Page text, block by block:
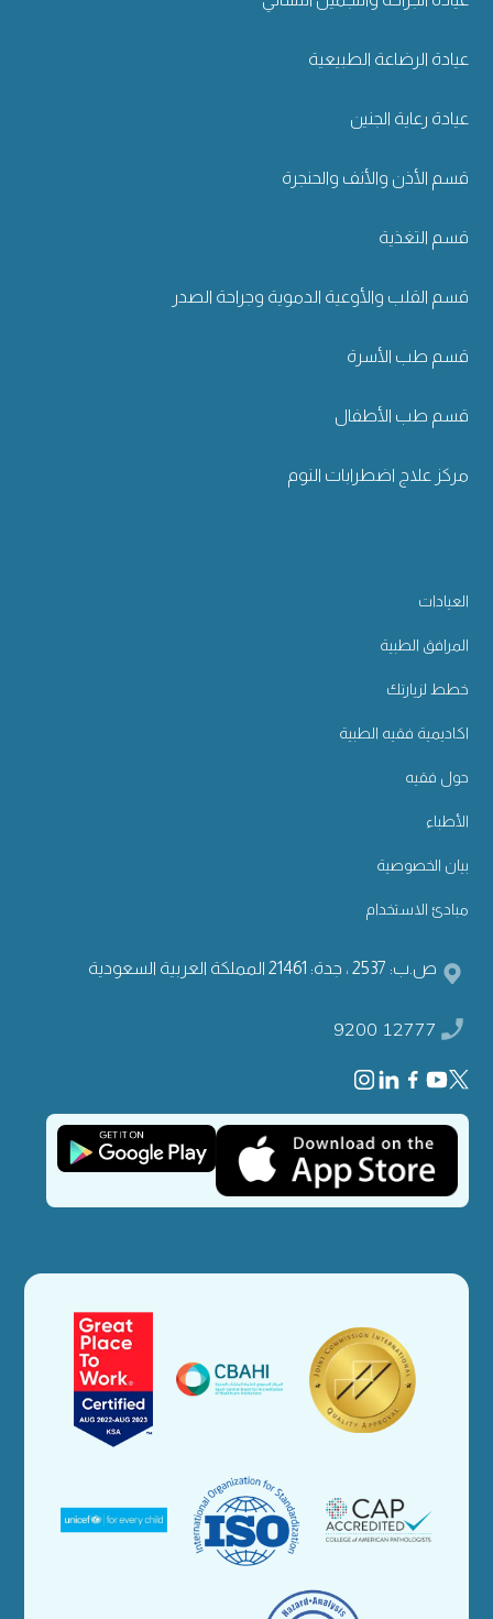
عيادة الرضاعة الطبيعية
عيادة رعاية الجنين
قسم الأذن والأنف والحنجرة
قسم التغذية
قسم القلب والأوعية الدموية وجراحة الصدر
قسم طب الأسرة
قسم طب الأطفال
مركز علاج اضطرابات النوم
العيادات
المرافق الطبية
خطط لزيارتك
اكاديمية فقيه الطبية
حول فقيه
الأطباء
بيان الخصوصية
مبادئ الاستخدام
ص.ب: 2537 ، جدة: 21461 المملكة العربية السعودية
9200 12777